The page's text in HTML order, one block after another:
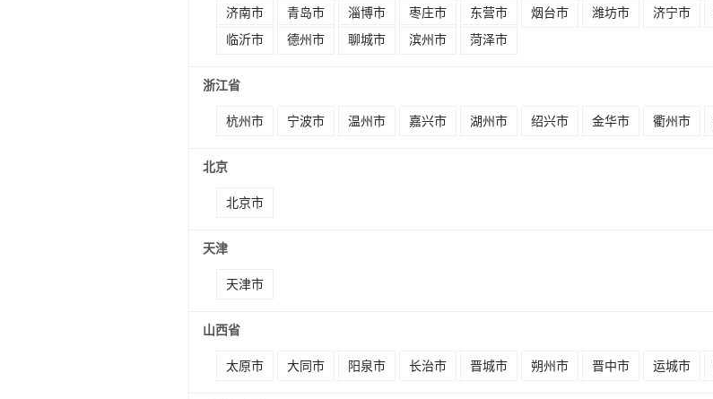
济南市 青岛市 淄博市 枣庄市 东营市 烟台市 潍坊市 济宁市
临沂市
德州市 聊城市 滨州市 菏泽市
浙江省
杭州市 宁波市 温州市 嘉兴市 湖州市 绍兴市 金华市 衢州市
北京
北京市
天津
天津市
山西省
太原市 大同市 阳泉市 长治市 晋城市 朔州市 晋中市 运城市